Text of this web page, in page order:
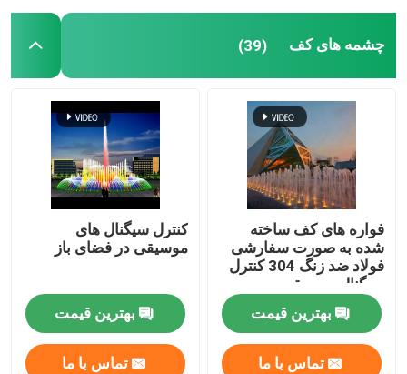
چشمه های کف (39)
فواره های کف ساخته
شده به صورت سفارشی
فولاد ضد زنگ 304 کنترل
سیگنال موسیقی
بهترین قیمت
تماس با ما
کنترل سیگنال های
موسیقی در فضای باز
بهترین قیمت
تماس با ما